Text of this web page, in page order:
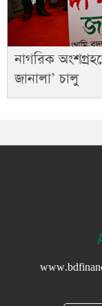
নাগরিক
জানালা’ চালু